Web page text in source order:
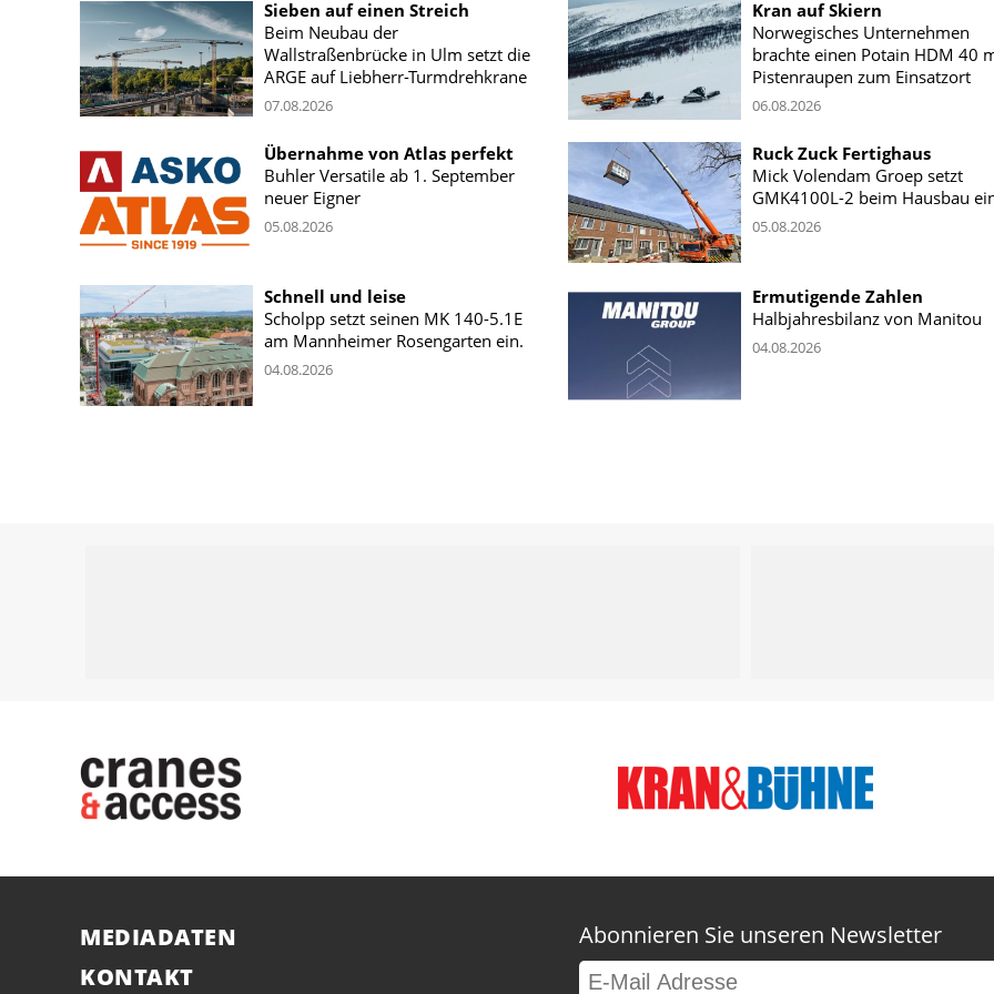
Sieben auf einen Streich
Beim Neubau der
Wallstraßenbrücke in Ulm setzt die
ARGE auf Liebherr-Turmdrehkrane
07.08.2026
Kran auf Skiern
Norwegisches Unternehmen
brachte einen Potain HDM 40
Pistenraupen zum Einsatzort
06.08.2026
Übernahme von Atlas perfekt
Buhler Versatile ab 1. September
neuer Eigner
05.08.2026
Ruck Zuck Fertighaus
Mick Volendam Groep setzt
GMK4100L-2 beim Hausbau
05.08.2026
Schnell und leise
Scholpp setzt seinen MK 140-5.1E
am Mannheimer Rosengarten ein.
04.08.2026
Ermutigende Zahlen
Halbjahresbilanz von Manitou
04.08.2026
MEDIADATEN
KONTAKT
Abonnieren Sie unseren Newsletter